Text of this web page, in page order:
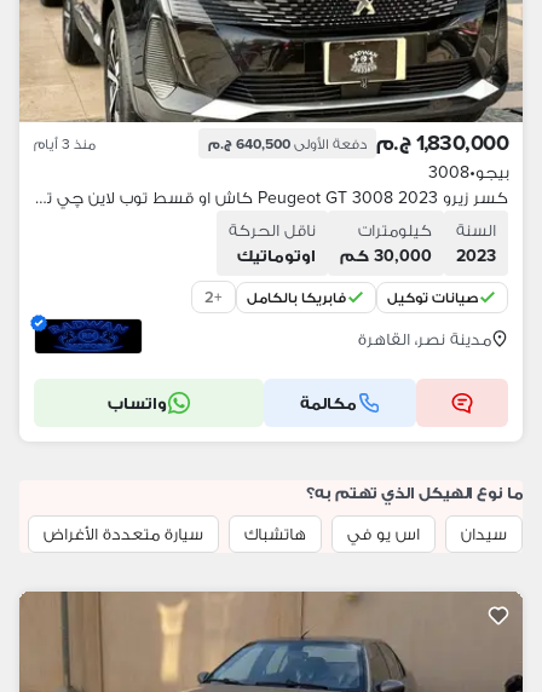
1,830,000 ج.م دفعة الأولى 640,500 ج.م منذ 3 أيام
بيجو•
3008
كسر زيرو Peugeot GT 3008 2023 كاش او قسط توب لاين چي تي لاين حاله شاذه
السنة
2023
كيلومترات
30,000 كم
ناقل الحركة
اوتوماتيك
صيانات توكيل فابريكا بالكامل +
2
مدينة نصر، القاهرة
مكالمة واتساب
ما نوع الهيكل الذي تهتم به؟
سيدان
اس يو في هاتشباك سيارة متعددة الأغراض